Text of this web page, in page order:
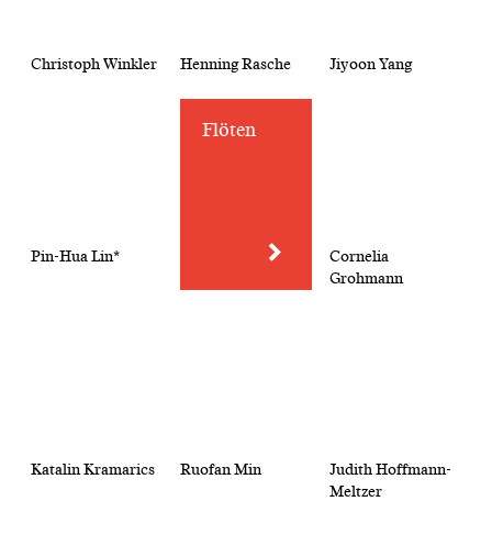
Christoph Winkler Henning Rasche Jiyoon Yang
Pin-Hua Lin*
Flöten
Cornelia
Grohmann
Katalin Kramarics Ruofan Min
Judith Hoffmann-
Meltzer